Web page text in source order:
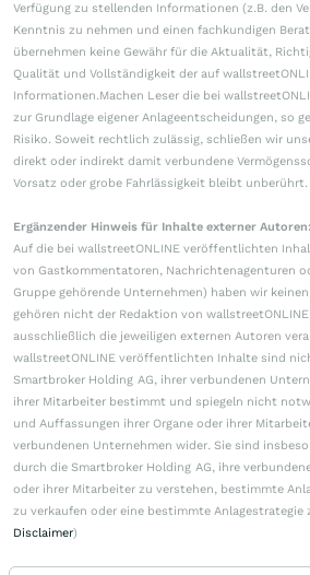
Verfügung zu stellenden Informationen (z.B. den
Kenntnis zu nehmen und einen fachkundigen
übernehmen keine Gewähr für die Aktualität,
Qualität und Vollständigkeit der auf
Informationen.Machen Leser die bei
zur Grundlage eigener Anlageentscheidungen, so
Risiko. Soweit rechtlich zulässig, schließen wir
direkt oder indirekt damit verbundene
Vorsatz oder grobe Fahrlässigkeit bleibt unberührt.
Ergänzender Hinweis für Inhalte externer Autoren:
Auf die bei wallstreetONLINE veröffentlichten
von Gastkommentatoren, Nachrichtenagenturen
Gruppe gehörende Unternehmen) haben wir
gehören nicht der Redaktion von
ausschließlich die jeweiligen externen Autoren
wallstreetONLINE veröffentlichten Inhalte sind
Smartbroker Holding AG, ihrer verbundenen
ihrer Mitarbeiter bestimmt und spiegeln nicht
und Auffassungen ihrer Organe oder ihrer
verbundenen Unternehmen wider. Sie sind
durch die Smartbroker Holding AG, ihre
oder ihrer Mitarbeiter zu verstehen, bestimmte
zu verkaufen oder eine bestimmte Anlagestrategie
Disclaimer)